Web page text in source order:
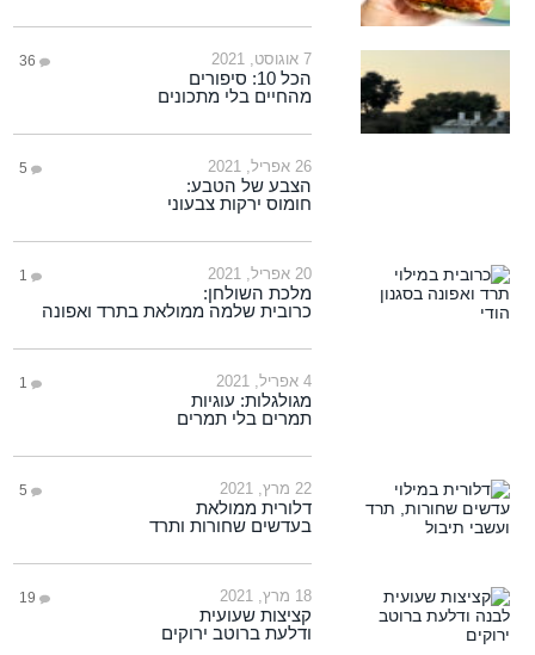
7 אוגוסט, 2021 36
הכל 10: סיפורים
מהחיים בלי מתכונים
26 אפריל, 2021 5
הצבע של הטבע:
חומוס ירקות צבעוני
20 אפריל, 2021 1
מלכת השולחן:
כרובית שלמה ממולאת בתרד ואפונה
4 אפריל, 2021 1
מגולגלות: עוגיות
תמרים בלי תמרים
22 מרץ, 2021 5
דלורית ממולאת
בעדשים שחורות ותרד
18 מרץ, 2021 19
קציצות שעועית
ודלעת ברוטב ירוקים